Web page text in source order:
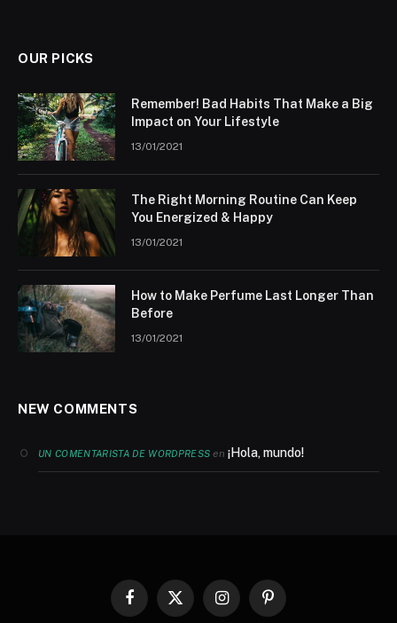
OUR PICKS
Remember! Bad Habits That Make a Big
Impact on Your Lifestyle
13/01/2021
The Right Morning Routine Can Keep
You Energized & Happy
13/01/2021
How to Make Perfume Last Longer Than
Before
13/01/2021
NEW COMMENTS
UN COMENTARISTA DE WORDPRESS en¡Hola, mundo!
Facebook
X
InstagramPinterest